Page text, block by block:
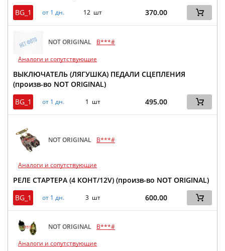
BG_1
от 1 дн. 12 шт 370.00
NOT ORIGINAL
B***#
Аналоги и сопутствующие
ВЫКЛЮЧАТЕЛЬ (ЛЯГУШКА) ПЕДАЛИ СЦЕПЛЕНИЯ
(произв-во NOT ORIGINAL)
BG_1
от 1 дн. 1 шт 495.00
NOT ORIGINAL B***#
Аналоги и сопутствующие
РЕЛЕ СТАРТЕРА (4 КОНТ/12V) (произв-во NOT ORIGINAL)
BG_1
от 1 дн. 3 шт 600.00
NOT ORIGINAL
B***#
Аналоги и сопутствующие